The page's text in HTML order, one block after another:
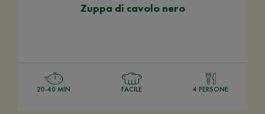
Zuppa di cavolo nero
20-40 MIN FACILE 4 PERSONE